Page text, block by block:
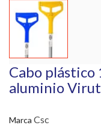
Cabo plástico
aluminio
Marca Csc